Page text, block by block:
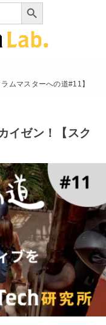
ムマスターへの道#11】
イゼン！【スク